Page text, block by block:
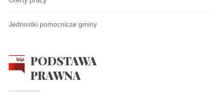
Jednostki pomocnicze gminy
PODSTAWA
PRAWNA